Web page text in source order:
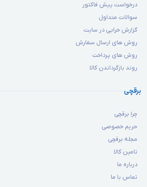
درخواست پیش فاکتور
سوالات متداول
گزارش خرابی در سایت
روش های ارسال سفارش
روش های پرداخت
روند بازگرداندن کالا
برقچی
چرا برقچی
حریم خصوصی
مجله برقچی
تامین کالا
درباره ما
تماس با ما